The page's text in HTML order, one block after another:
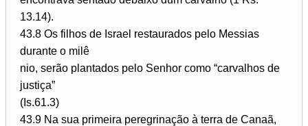
13.14).
43.8 Os filhos de Israel restaurados pelo Messias
durante o milê­
nio, serão plantados pelo Senhor como “carvalhos de
justiça”
(Is.61.3)
43.9 Na sua primeira peregrinação à terra de Canaã,